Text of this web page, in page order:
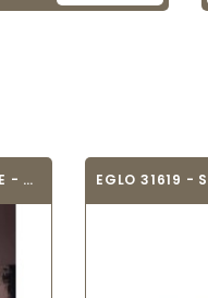
EGLO 31607 - SUSPENSION TEXTILE - MASERLO